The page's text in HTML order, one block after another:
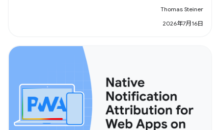
Thomas Steiner
2026年7月16日